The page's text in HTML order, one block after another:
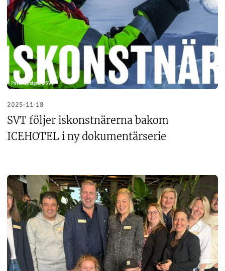
Peter Lindgren, SVT
2025-11-18
SVT följer iskonstnärerna bakom
ICEHOTEL i ny dokumentärserie